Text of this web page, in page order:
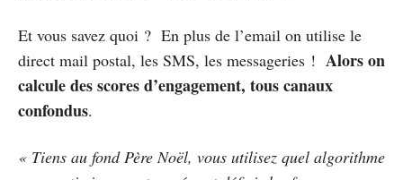
Et vous savez quoi ? En plus de l’email on utilise le
direct mail postal, les SMS, les messageries ! Alors on
calcule des scores d’engagement, tous canaux
confondus.
« Tiens au fond Père Noël, vous utilisez quel algorithme